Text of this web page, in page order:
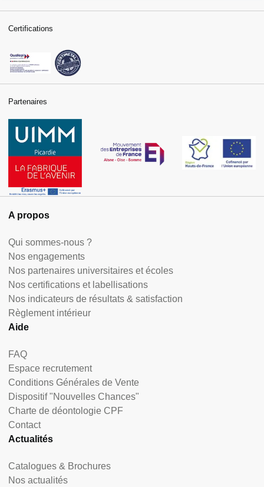
A propos
Qui sommes-nous ?
Nos engagements
Nos partenaires universitaires et écoles
Nos certifications et labellisations
Nos indicateurs de résultats & satisfaction
Règlement intérieur
Aide
FAQ
Espace recrutement
Conditions Générales de Vente
Dispositif "Nouvelles Chances"
Charte de déontologie CPF
Contact
Actualités
Catalogues & Brochures
Nos actualités
Certifications
Partenaires